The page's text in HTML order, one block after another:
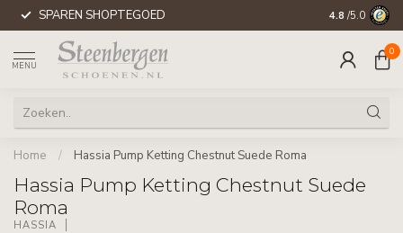
SPAREN SHOPTEGOED 4.8 /5.0
MENU
0
Home / Hassia Pump Ketting Chestnut Suede Roma
Hassia Pump Ketting Chestnut Suede
Roma
HASSIA